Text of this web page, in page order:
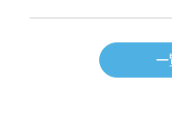
一